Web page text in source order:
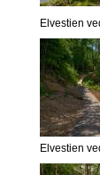
Elvestien
Elvestien